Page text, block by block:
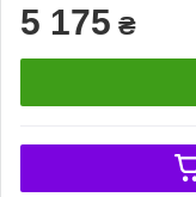
5 175 ₴